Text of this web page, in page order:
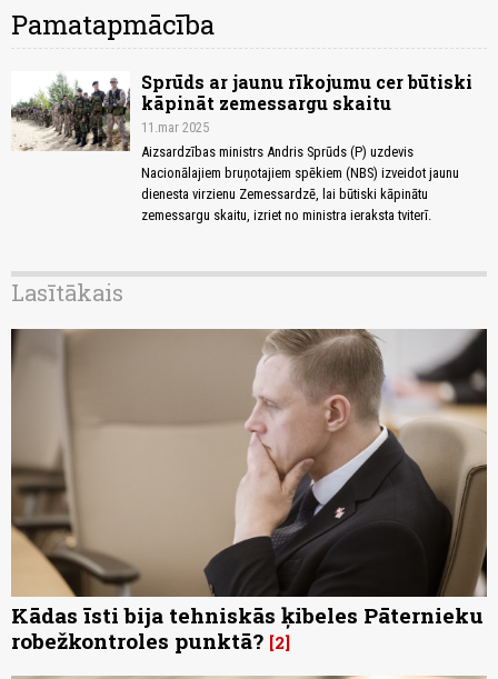
Pamatapmācība
Sprūds ar jaunu rīkojumu cer būtiski
kāpināt zemessargu skaitu
11.mar 2025
Aizsardzības ministrs Andris Sprūds (P) uzdevis
Nacionālajiem bruņotajiem spēkiem (NBS) izveidot jaunu
dienesta virzienu Zemessardzē, lai būtiski kāpinātu
zemessargu skaitu, izriet no ministra ieraksta tviterī.
Lasītākais
Kādas īsti bija tehniskās ķibeles Pāternieku
robežkontroles punktā? 2